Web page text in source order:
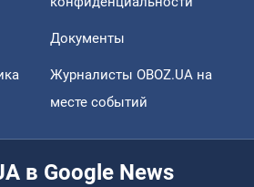
Документы
Журналисты OBOZ.UA на
месте событий
в Google News